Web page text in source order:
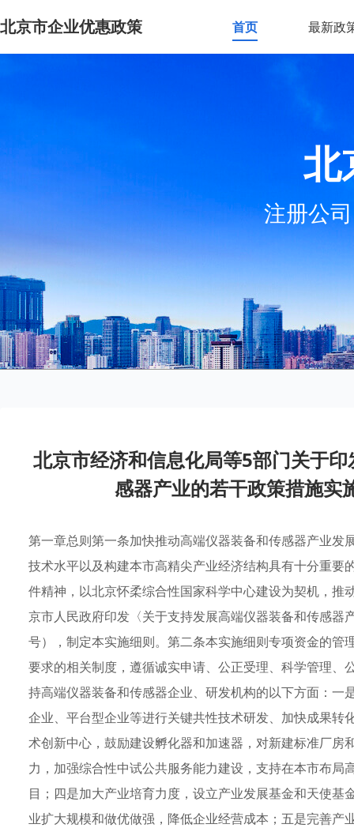
北京市企业优惠政策 首页 最新政
北
注册公
北京市经济和信息化局等5部门关于
感器产业的若干政策措施实
第一章总则第一条加快推动高端仪器装备和传感器产业
技术水平以及构建本市高精尖产业经济结构具有十分重
件精神，以北京怀柔综合性国家科学中心建设为契机，
京市人民政府印发〈关于支持发展高端仪器装备和传感
号），制定本实施细则。第二条本实施细则专项资金的
要求的相关制度，遵循诚实申请、公正受理、科学管理
持高端仪器装备和传感器企业、研发机构的以下方面：
企业、平台型企业等进行关键共性技术研发、加快成果
术创新中心，鼓励建设孵化器和加速器，对新建标准厂
力，加强综合性中试公共服务能力建设，支持在本市布
目；四是加大产业培育力度，设立产业发展基金和天使
业扩大规模和做优做强，降低企业经营成本；五是完善